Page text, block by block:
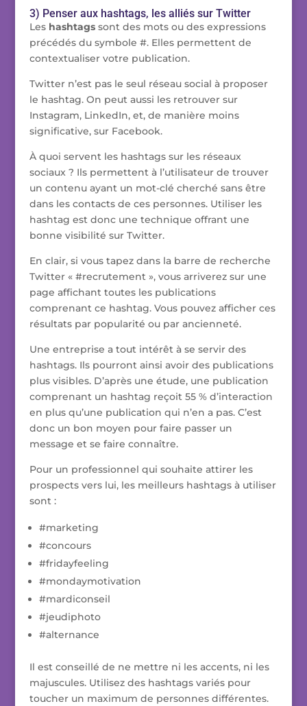
3) Penser aux hashtags, les alliés sur Twitter
Les hashtagssont des mots ou des expressions
précédés du symbole #. Elles permettent de
contextualiser votre publication.
Twitter n’est pas le seul réseau social à proposer
le hashtag. On peut aussi les retrouver sur
Instagram, LinkedIn, et, de manière moins
significative, sur Facebook.
À quoi servent les hashtags sur les réseaux
sociaux ? Ils permettent à l’utilisateur de trouver
un contenu ayant un mot-clé cherché sans être
dans les contacts de ces personnes. Utiliser les
hashtag est donc une technique offrant une
bonne visibilité sur Twitter.
En clair, si vous tapez dans la barre de recherche
Twitter « #recrutement », vous arriverez sur une
page affichant toutes les publications
comprenant ce hashtag. Vous pouvez afficher ces
résultats par popularité ou par ancienneté.
Une entreprise a tout intérêt à se servir des
hashtags. Ils pourront ainsi avoir des publications
plus visibles. D’après une étude, une publication
comprenant un hashtag reçoit 55 % d’interaction
en plus qu’une publication qui n’en a pas. C’est
donc un bon moyen pour faire passer un
message et se faire connaître.
Pour un professionnel qui souhaite attirer les
prospects vers lui, les meilleurs hashtags à utiliser
sont :
#marketing
#concours
#fridayfeeling
#mondaymotivation
#mardiconseil
#jeudiphoto
#alternance
Il est conseillé de ne mettre ni les accents, ni les
majuscules. Utilisez des hashtags variés pour
toucher un maximum de personnes différentes.